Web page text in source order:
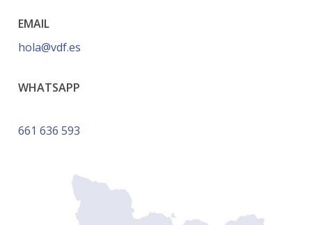
EMAIL
hola@vdf.es
WHATSAPP
661 636 593